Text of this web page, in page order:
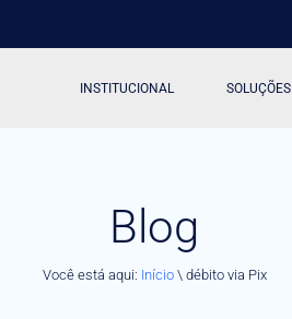
INSTITUCIONAL SOLUÇÕES
Blog
Você está aqui: Início\ débito via Pix